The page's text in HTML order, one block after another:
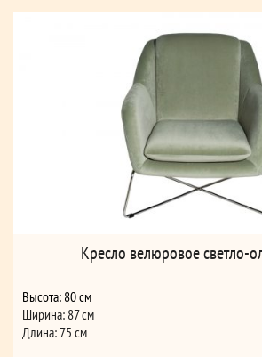
Кресло велюровое светло-
Высота: 80 см
Ширина: 87 см
Длина: 75 см